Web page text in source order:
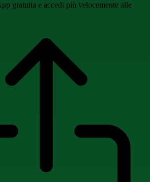
gratuita e accedi più velocemente alle